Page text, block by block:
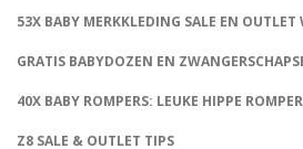
53X BABY MERKKLEDING SALE EN OUTLET
GRATIS BABYDOZEN EN
40X BABY ROMPERS: LEUKE HIPPE
Z8 SALE & OUTLET TIPS